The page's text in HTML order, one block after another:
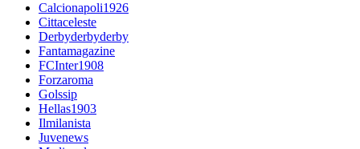
Calcionapoli1926
Cittaceleste
Derbyderbyderby
Fantamagazine
FCInter1908
Forzaroma
Golssip
Hellas1903
Ilmilanista
Juvenews